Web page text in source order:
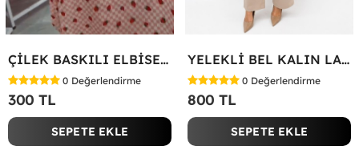
ÇİLEK BASKILI ELBİSE Bej
0 Değerlendirme
300 TL
SEPETE EKLE
YELEKLİ BEL KALIN LASTİK İKİLİ TAKIM Bej
0 Değerlendirme
800 TL
SEPETE EKLE